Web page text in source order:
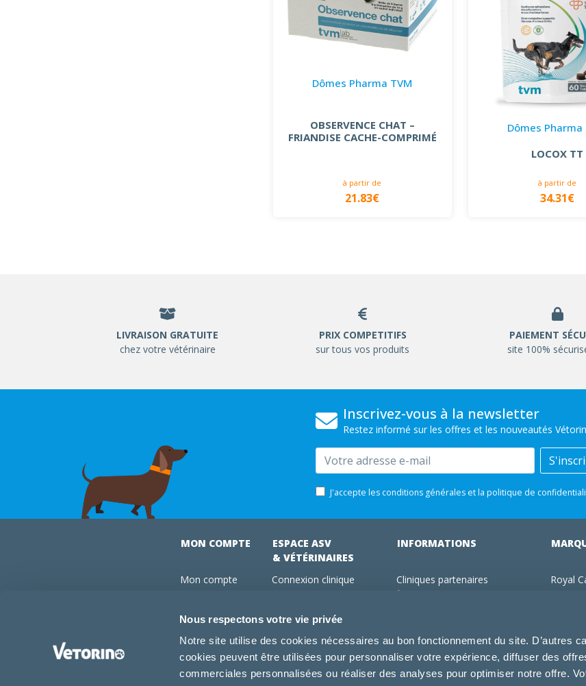
Nous respectons votre vie privée
Notre site utilise des cookies nécessaires au bon fonctionnement du site. D’autres
cookies peuvent être utilisées pour personnaliser votre expérience, diffuser des
commerciales personnalisées ou réaliser des analyses pour optimiser notre offre.
Dômes Pharma TVM
OBSERVENCE CHAT –
FRIANDISE CACHE-COMPRIMÉ
à partir de
21.83€
Dômes Pharma
LOCOX TT
à partir de
34.31€
LIVRAISON GRATUITE
chez votre vétérinaire
PRIX COMPETITIFS
sur tous vos produits
PAIEMENT
site 100%
Inscrivez-vous à la newsletter
Restez informé sur les offres et les nouveautés
Email
J'accepte les conditions générales et la politique de
MON COMPTE
Mon compte
Conseils vétos
FAQ
ESPACE ASV
& VÉTÉRINAIRES
Connexion clinique
Devenir adhérent Vétorino
INFORMATIONS
Cliniques partenaires
Utilisation des cookies
Conditions générales d'utilisation
Royal
Specific
Dechra
Tonivet